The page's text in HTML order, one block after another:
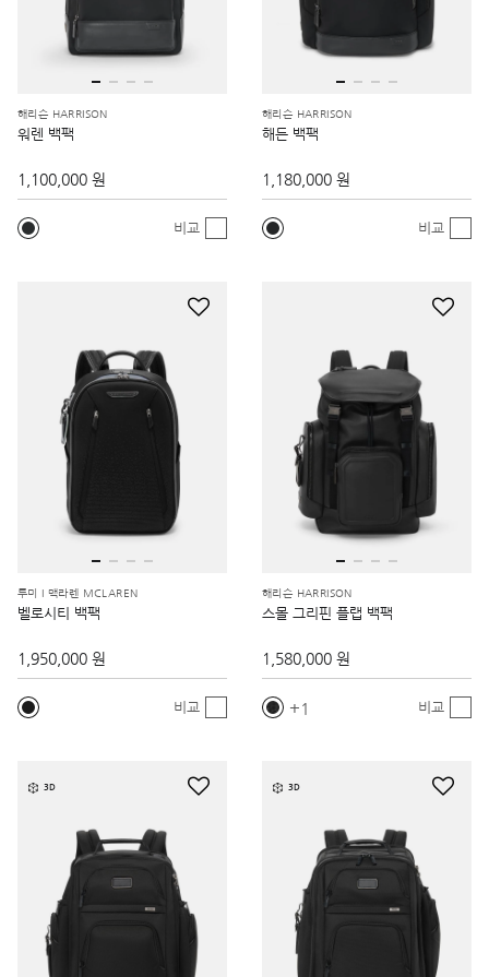
해리슨 HARRISON
워렌 백팩
1,100,000 원
비교
해리슨 HARRISON
해든 백팩
1,180,000 원
비교
투미 I 맥라렌 MCLAREN
벨로시티 백팩
1,950,000 원
비교
해리슨 HARRISON
스몰 그리핀 플랩 백팩
1,580,000 원
1 비교
3D 3D